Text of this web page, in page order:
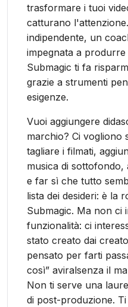
trasformare i tuoi
catturano
indipendente, un
impegnata a
Submagic ti fa
grazie a strumenti
esigenze.
Vuoi aggiungere
marchio? Ci vogliono
tagliare i filmati,
musica di
e far sì che tutto
lista dei desideri: è la
Submagic. Ma non ci
funzionalità: ci
stato creato dai
pensato per farti
così” aviralsenza il
Non ti serve una
di post-produzione.